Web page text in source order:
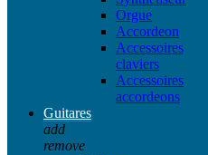
Orgue
Accordeon
Accessoires
claviers
Accessoires
accordeons
Guitares
add
remove